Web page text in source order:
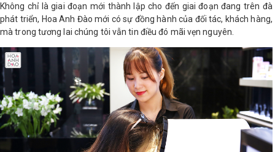
Không chỉ là giai đoạn mới thành lập cho đến giai đoạn đang trên đà
phát triển, Hoa Anh Đào mới có sự đồng hành của đối tác, khách hàng,
mà trong tương lai chúng tôi vẫn tin điều đó mãi vẹn nguyên.